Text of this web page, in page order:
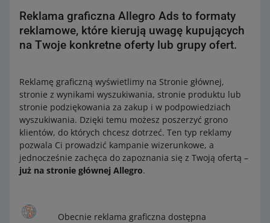
Reklama graficzna Allegro Ads to formaty
reklamowe, które kierują uwagę kupujących
na Twoje konkretne oferty lub grupy ofert.
Reklamę graficzną wyświetlimy na Stronie głównej,
stronie z wynikami wyszukiwania, stronie produktu lub
stronie podziękowania za zakup i w podpowiedziach
wyszukiwania. Dzięki temu możesz poszerzyć grono
klientów, do których chcesz dotrzeć. Ten typ reklamy
pozwala Ci prowadzić kampanie wizerunkowe, a
jednocześnie zachęca do zapoznania się z Twoją ofertą –
już na stronie głównej Allegro.
Obecnie reklama graficzna dostępna